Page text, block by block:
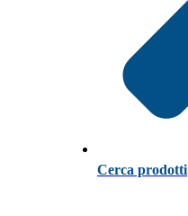
Cerca prodotti